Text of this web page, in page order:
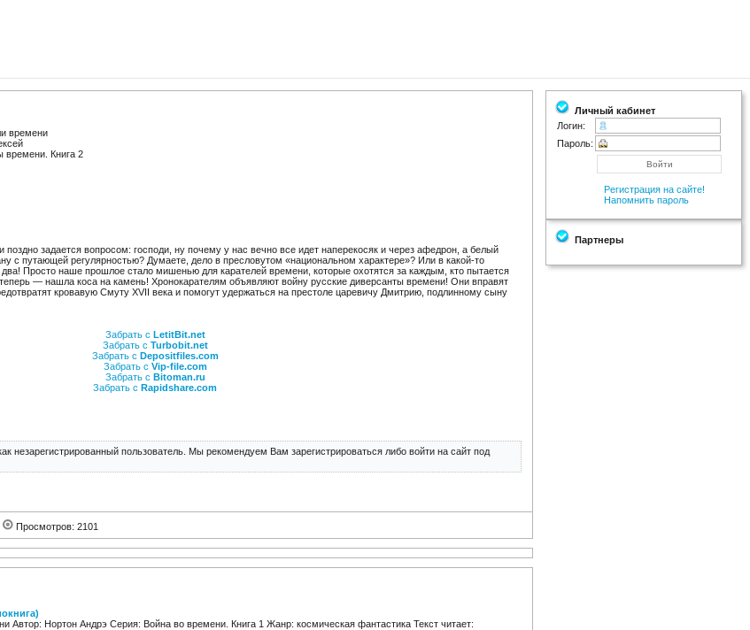
времени
времени. Книга 2
поздно задается вопросом: господи, ну почему у нас вечно все идет наперекосяк и через афедрон, а белый
с путающей регулярностью? Думаете, дело в пресловутом «национальном характере»? Или в какой-то
Просто наше прошлое стало мишенью для карателей времени, которые охотятся за каждым, кто пытается
— нашла коса на камень! Хронокарателям объявляют войну русские диверсанты времени! Они вправят
кровавую Смуту XVII века и помогут удержаться на престоле царевичу Дмитрию, подлинному сыну
Забрать с LetitBit.net
Забрать с Turbobit.net
Забрать с Depositfiles.com
Забрать с Vip-file.com
Забрать с Bitoman.ru
Забрать с Rapidshare.com
незарегистрированный пользователь. Мы рекомендуем Вам зарегистрироваться либо войти на сайт под
Просмотров: 2101
Автор: Нортон Андрэ Серия: Война во времени. Книга 1 Жанр: космическая фантастика Текст читает:
Личный кабинет
Логин:
Пароль:
Регистрация на сайте!
Напомнить пароль
Партнеры